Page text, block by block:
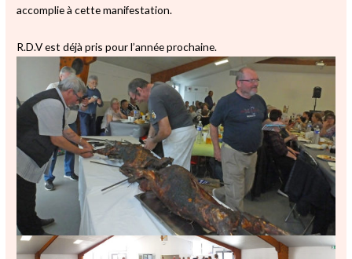
accomplie à cette manifestation.
R.D.V est déjà pris pour l’année prochaine.